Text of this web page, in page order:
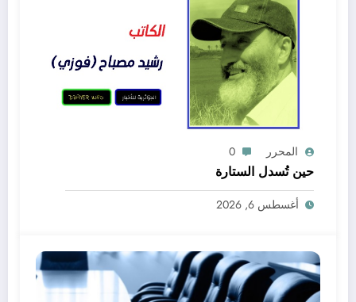
المحرر 0
حين تُسدل الستارة
أغسطس 6, 2026